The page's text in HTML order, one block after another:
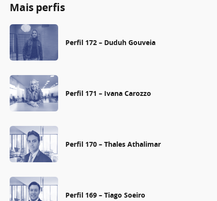
Mais perfis
Perfil 172 – Duduh Gouveia
Perfil 171 – Ivana Carozzo
Perfil 170 – Thales Athalimar
Perfil 169 – Tiago Soeiro